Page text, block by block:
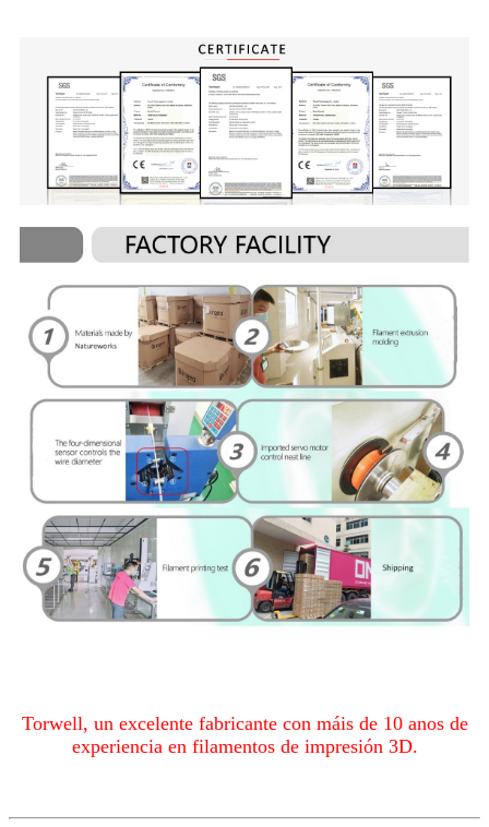
Torwell, un excelente fabricante con máis de 10 anos de
experiencia en filamentos de impresión 3D.